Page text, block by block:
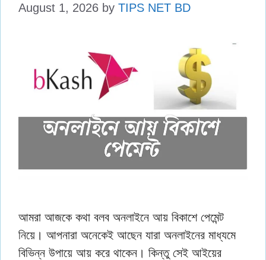
August 1, 2026 by TIPS NET BD
আমরা আজকে কথা বলব অনলাইনে আয় বিকাশে পেমেন্ট
নিয়ে। আপনারা অনেকেই আছেন যারা অনলাইনের মাধ্যমে
বিভিন্ন উপায়ে আয় করে থাকেন। কিন্তু সেই আইয়ের